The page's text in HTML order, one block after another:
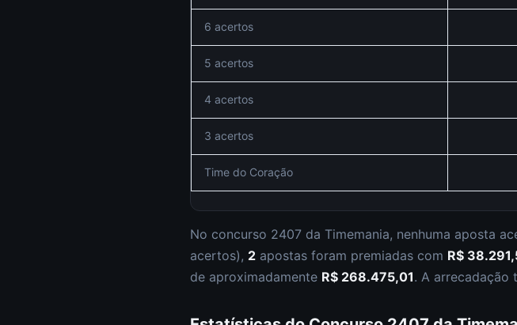
6 acertos
5 acertos
4 acertos
3 acertos
Time do Coração
No concurso 2407 da Timemania, nenhuma aposta
acertos), 2 apostas foram premiadas com R$
de aproximadamente R$ 268.475,01. A arrecadação